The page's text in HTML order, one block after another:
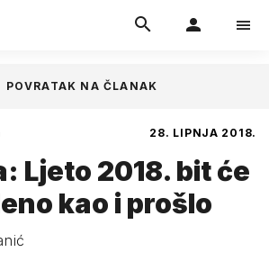
28. LIPNJA 2018.
Ljeto 2018. bit će
kao i prošlo
POVRATAK NA ČLANAK